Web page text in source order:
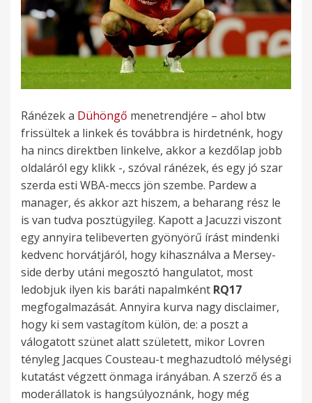
Ránézek a Dühöngő menetrendjére – ahol btw
frissültek a linkek és továbbra is hirdetnénk, hogy
ha nincs direktben linkelve, akkor a kezdőlap jobb
oldaláról egy klikk -, szóval ránézek, és egy jó szar
szerda esti WBA-meccs jön szembe. Pardew a
manager, és akkor azt hiszem, a beharang rész le
is van tudva posztügyileg. Kapott a Jacuzzi viszont
egy annyira telibeverten gyönyörű írást mindenki
kedvenc horvátjáról, hogy kihasználva a Mersey-
side derby utáni megosztó hangulatot, most
ledobjuk ilyen kis baráti napalmként RQ17
megfogalmazását. Annyira kurva nagy disclaimer,
hogy ki sem vastagítom külön, de: a poszt a
válogatott szünet alatt született, mikor Lovren
tényleg Jacques Cousteau-t meghazudtoló mélységi
kutatást végzett önmaga irányában. A szerző és a
moderállatok is hangsúlyoznánk, hogy még